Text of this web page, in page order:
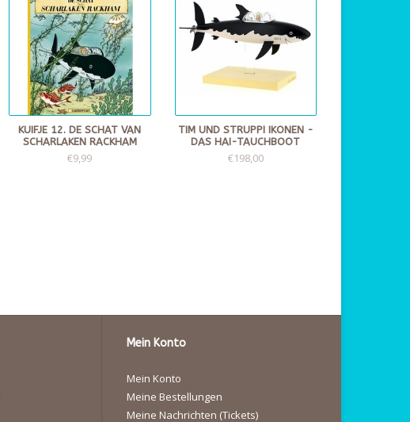
KUIFJE 12. DE SCHAT VAN
SCHARLAKEN RACKHAM
€9,99
TIM UND STRUPPI IKONEN -
DAS HAI-TAUCHBOOT
€198,00
Mein Konto
Mein Konto
Meine Bestellungen
Meine Nachrichten (Tickets)